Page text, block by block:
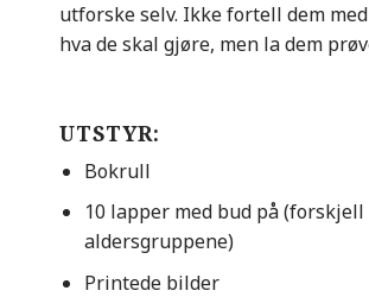
utforske selv. Ikke fortell dem
hva de skal gjøre, men la dem
UTSTYR:
Bokrull
10 lapper med bud på (forskjell
aldersgruppene)
Printede bilder